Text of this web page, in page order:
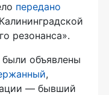
передано
резонанса».
объявлены
,
— бывший